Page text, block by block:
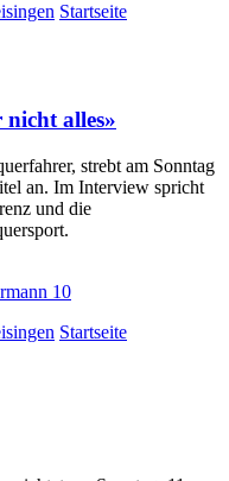
Startseite
alles»
strebt am Sonntag
an. Im Interview spricht
und die
Startseite